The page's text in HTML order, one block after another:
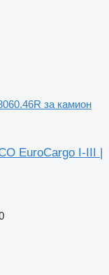
за камион
EuroCargo I-III |